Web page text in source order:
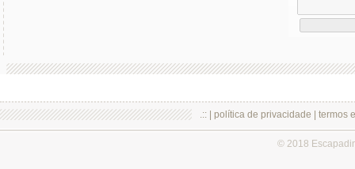
.:: | política de privacidade termos
© 2018